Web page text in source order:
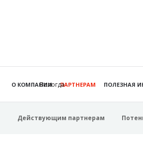
Вологда
О КОМПАНИИ ПАРТНЕРАМ ПОЛЕЗНАЯ
Действующим партнерам